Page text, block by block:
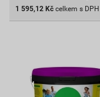
1 595,12 Kč celkem s DPH